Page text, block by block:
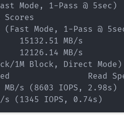
Mode, 1-Pass @ 5sec)
(Fast Mode, 1-Pass @
15132.51 MB/s
12126.14 MB/s
1M Block, Direct Mode)
Read
s (8603 IOPS,